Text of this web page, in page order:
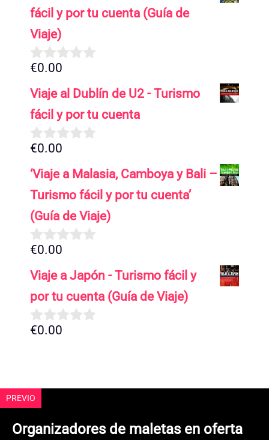
fácil y por tu cuenta (Guía de
Viaje)
0
e
5
€0.00
Viaje al Dublín de U2 - Turismo
fácil y por tu cuenta
0
e
5
€0.00
‘Viaje a Malasia, Camboya y Bali –
Turismo fácil y por tu cuenta’
(Guía de Viaje)
0
e
€0.00
Viaje a Japón - Turismo fácil y
por tu cuenta (Guía de Viaje)
0
€0.00
PREVIO
Organizadores de maletas en oferta